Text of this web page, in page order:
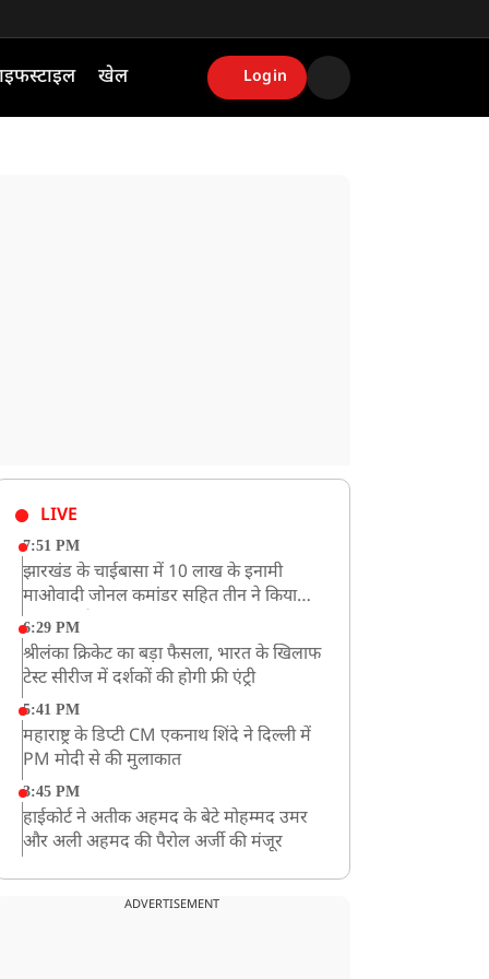
खेल Login
LIVE
7:51 PM
झारखंड के चाईबासा में 10 लाख के इनामी
माओवादी जोनल कमांडर सहित तीन ने किया
आत्मसमर्पण
6:29 PM
श्रीलंका क्रिकेट का बड़ा फैसला, भारत के खिलाफ
टेस्ट सीरीज में दर्शकों की होगी फ्री एंट्री
5:41 PM
महाराष्ट्र के डिप्टी CM एकनाथ शिंदे ने दिल्ली में
PM मोदी से की मुलाकात
3:45 PM
हाईकोर्ट ने अतीक अहमद के बेटे मोहम्मद उमर
और अली अहमद की पैरोल अर्जी की मंजूर
CM योगी का सपा पर हमला, कहा- वोट बैंक की
ADVERTISEMENT